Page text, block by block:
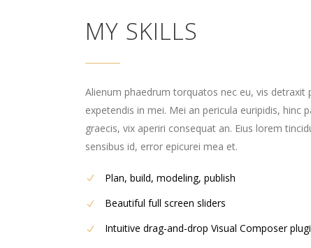
MY SKILLS
Alienum phaedrum torquatos nec eu, vis detraxit
expetendis in mei. Mei an pericula euripidis, hinc
graecis, vix aperiri consequat an. Eius lorem
sensibus id, error epicurei mea et.
Plan, build, modeling, publish
Beautiful full screen sliders
Intuitive drag-and-drop Visual Composer